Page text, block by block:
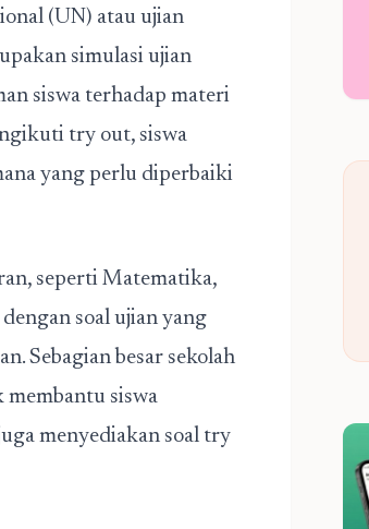
(UN) atau ujian
simulasi ujian
siswa terhadap materi
try out, siswa
yang perlu diperbaiki
seperti Matematika,
soal ujian yang
Sebagian besar sekolah
siswa
menyediakan soal try